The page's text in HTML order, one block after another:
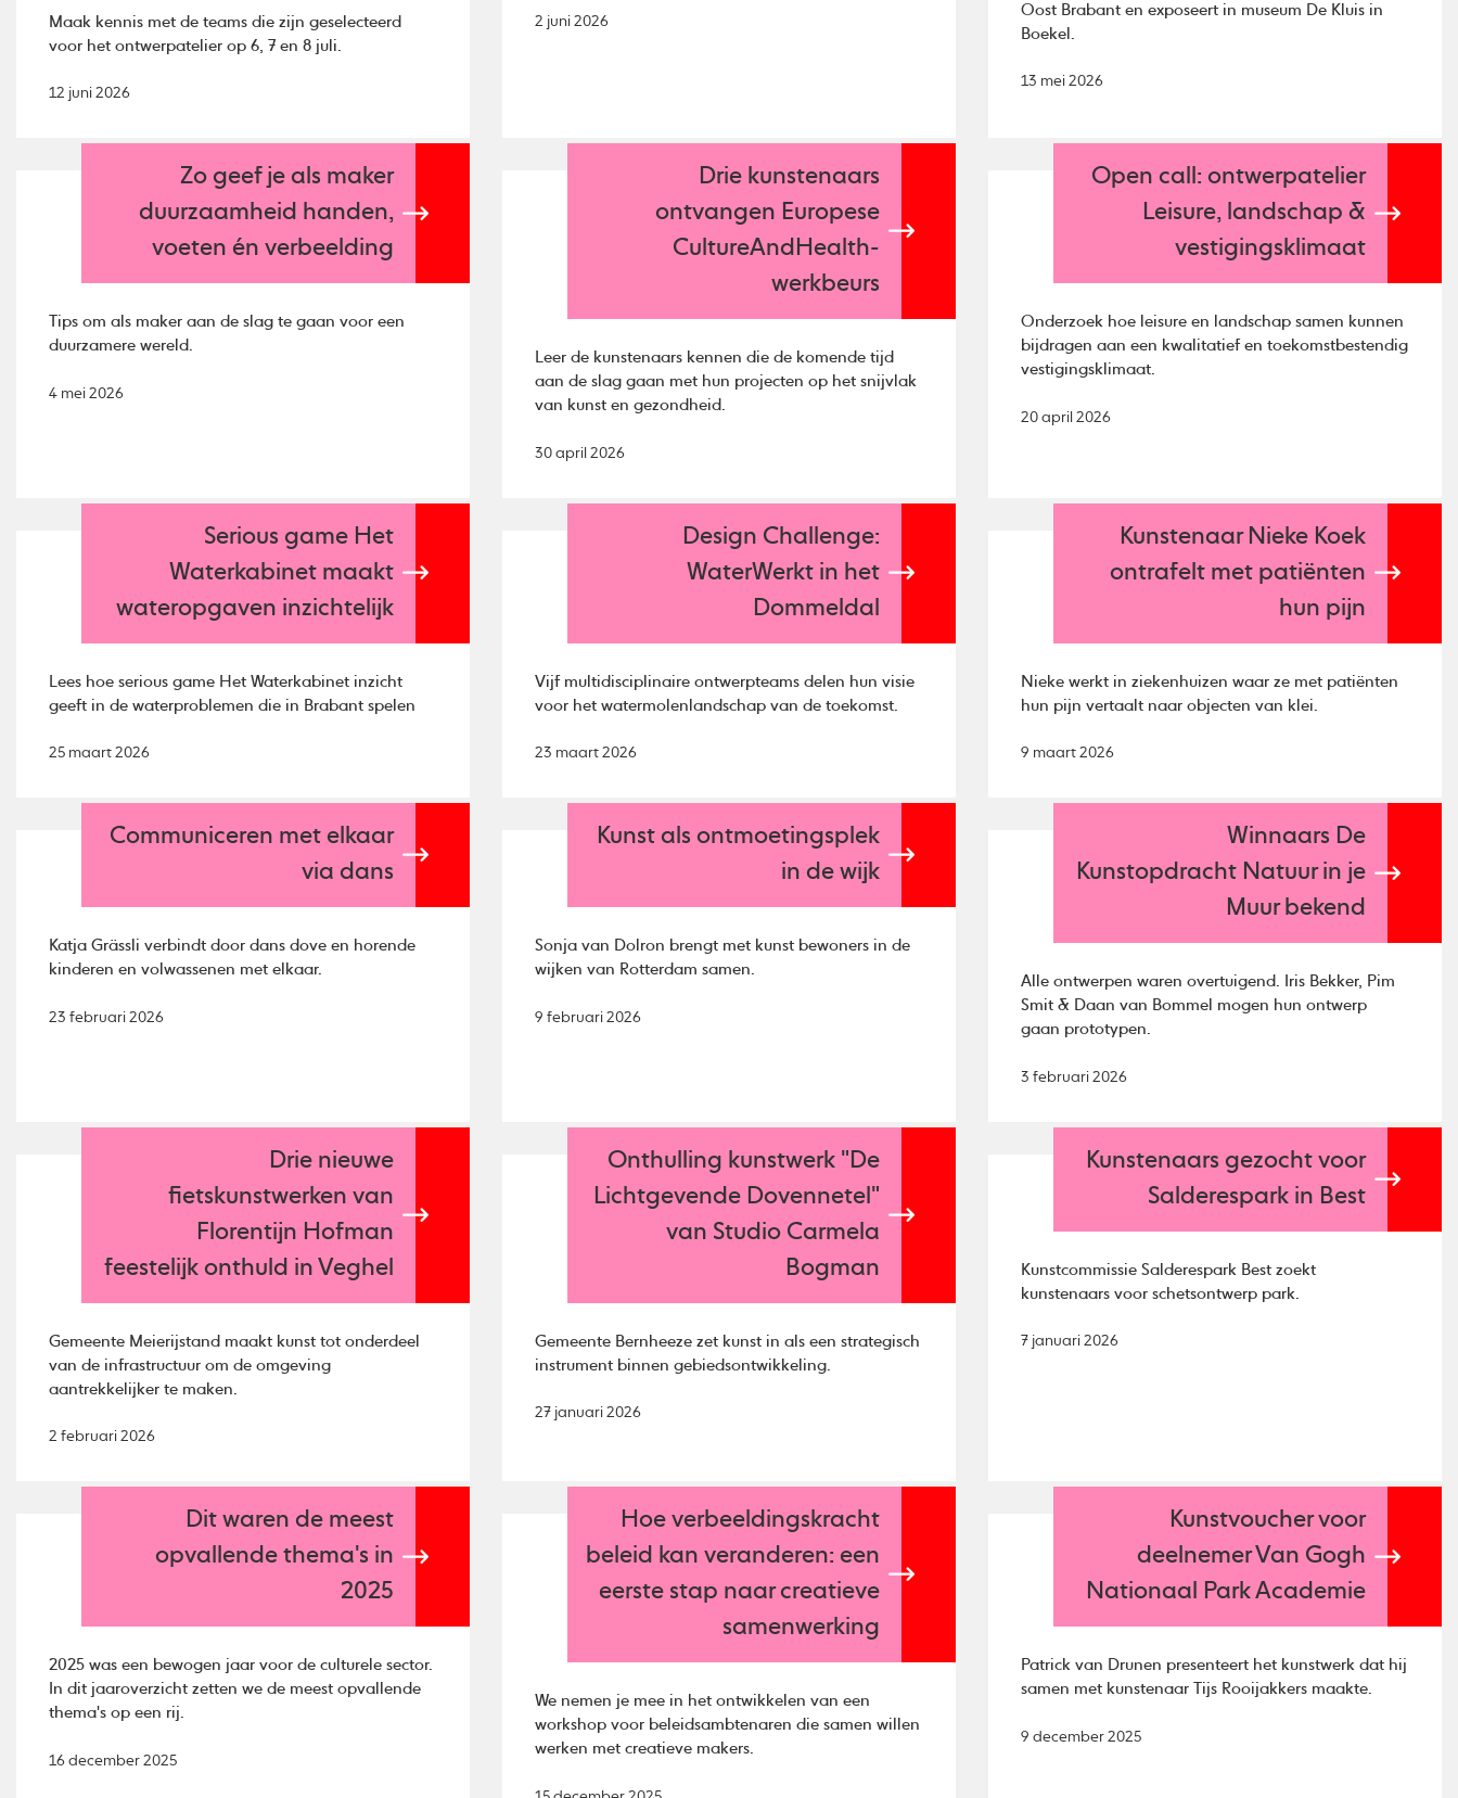
Maak kennis met de teams die zijn geselecteerd
voor het ontwerpatelier op 6, 7 en 8 juli.
12 juni 2026
2 juni 2026
Oost Brabant en exposeert in museum De Kluis in
Boekel.
13 mei 2026
Zo geef je als maker
duurzaamheid handen,
voeten én verbeelding
Tips om als maker aan de slag te gaan voor een
duurzamere wereld.
4 mei 2026
Drie kunstenaars
ontvangen Europese
CultureAndHealth-
werkbeurs
Leer de kunstenaars kennen die de komende tijd
aan de slag gaan met hun projecten op het snijvlak
van kunst en gezondheid.
30 april 2026
Open call: ontwerpatelier
Leisure, landschap &
vestigingsklimaat
Onderzoek hoe leisure en landschap samen kunnen
bijdragen aan een kwalitatief en toekomstbestendig
vestigingsklimaat.
20 april 2026
Serious game Het
Waterkabinet maakt
wateropgaven inzichtelijk
Lees hoe serious game Het Waterkabinet inzicht
geeft in de waterproblemen die in Brabant spelen
25 maart 2026
Design Challenge:
WaterWerkt in het
Dommeldal
Vijf multidisciplinaire ontwerpteams delen hun visie
voor het watermolenlandschap van de toekomst.
23 maart 2026
Kunstenaar Nieke Koek
ontrafelt met patiënten
hun pijn
Nieke werkt in ziekenhuizen waar ze met patiënten
hun pijn vertaalt naar objecten van klei.
9 maart 2026
Communiceren met elkaar
via dans
Katja Grässli verbindt door dans dove en horende
kinderen en volwassenen met elkaar.
23 februari 2026
Kunst als ontmoetingsplek
in de wijk
Sonja van Dolron brengt met kunst bewoners in de
wijken van Rotterdam samen.
9 februari 2026
Winnaars De
Kunstopdracht Natuur in je
Muur bekend
Alle ontwerpen waren overtuigend. Iris Bekker, Pim
Smit & Daan van Bommel mogen hun ontwerp
gaan prototypen.
3 februari 2026
Drie nieuwe
fietskunstwerken van
Florentijn Hofman
feestelijk onthuld in Veghel
Gemeente Meierijstand maakt kunst tot onderdeel
van de infrastructuur om de omgeving
aantrekkelijker te maken.
2 februari 2026
Onthulling kunstwerk "De
Lichtgevende Dovennetel"
van Studio Carmela
Bogman
Gemeente Bernheeze zet kunst in als een strategisch
instrument binnen gebiedsontwikkeling.
27 januari 2026
Kunstenaars gezocht voor
Salderespark in Best
Kunstcommissie Salderespark Best zoekt
kunstenaars voor schetsontwerp park.
7 januari 2026
Dit waren de meest
opvallende thema's in
2025
2025 was een bewogen jaar voor de culturele sector.
In dit jaaroverzicht zetten we de meest opvallende
thema's op een rij.
16 december 2025
Hoe verbeeldingskracht
beleid kan veranderen: een
eerste stap naar creatieve
samenwerking
We nemen je mee in het ontwikkelen van een
workshop voor beleidsambtenaren die samen willen
werken met creatieve makers.
Kunstvoucher voor
deelnemer Van Gogh
Nationaal Park Academie
Patrick van Drunen presenteert het kunstwerk dat hij
samen met kunstenaar Tijs Rooijakkers maakte.
9 december 2025